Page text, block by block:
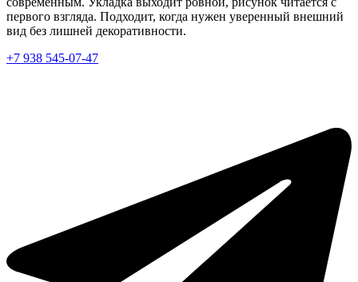
первого взгляда. Подходит, когда нужен уверенный внешний
вид без лишней декоративности.
+7 938 545-07-47